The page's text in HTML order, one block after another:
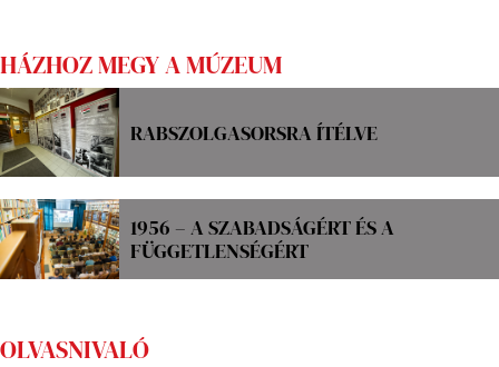
HÁZHOZ MEGY A MÚZEUM
RABSZOLGASORSRA ÍTÉLVE
1956 – A SZABADSÁGÉRT ÉS A
FÜGGETLENSÉGÉRT
OLVASNIVALÓ